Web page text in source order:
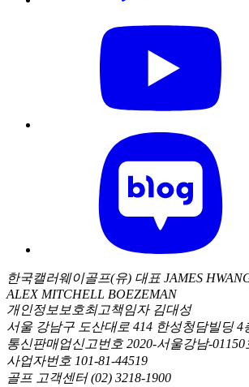
한국캘러웨이골프(유) 대표 JAMES
ALEX MITCHELL BOEZEMAN
개인정보보호최고책임자 김대성
서울 강남구 도산대로 414 한성청담빌딩 4
통신판매업신고번호 2020-서울강남-01150
사업자번호 101-81-44519
골프 고객센터 (02) 3218-1900